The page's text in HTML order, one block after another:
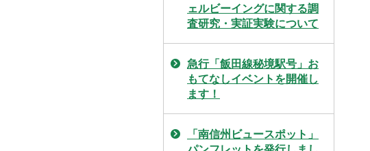
ェルビーイングに関する調
査研究・実証実験について
急行「飯田線秘境駅号」お
もてなしイベントを開催し
ます！
「南信州ビュースポット」